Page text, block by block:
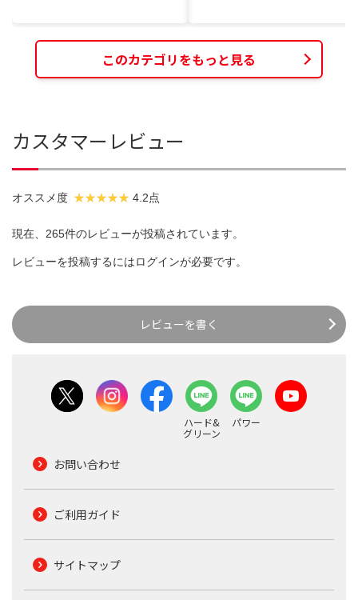
このカテゴリをもっと見る
カスタマーレビュー
オススメ度 4.2点
現在、265件のレビューが投稿されています。
レビューを投稿するにはログインが必要です。
レビューを書く
ハード&
グリーン
パワー
お問い合わせ
ご利用ガイド
サイトマップ